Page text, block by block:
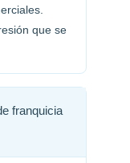
que se
franquicia